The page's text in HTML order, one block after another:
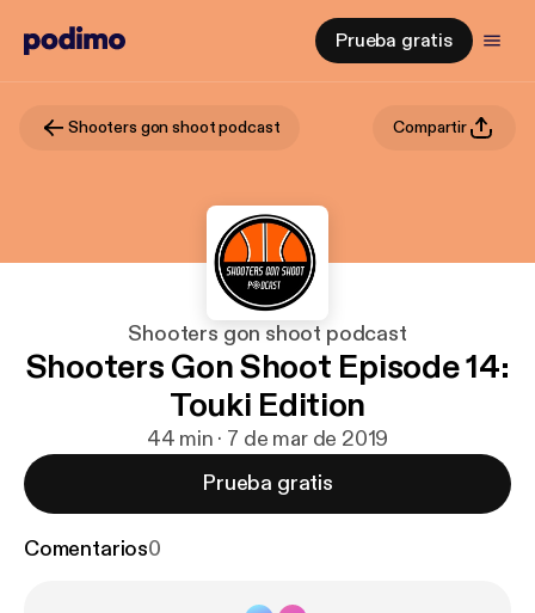
Prueba gratis
Shooters gon shoot podcast Compartir
Shooters gon shoot podcast
Shooters Gon Shoot Episode 14:
Touki Edition
44 min · 7 de mar de 2019
Prueba gratis
Comentarios0